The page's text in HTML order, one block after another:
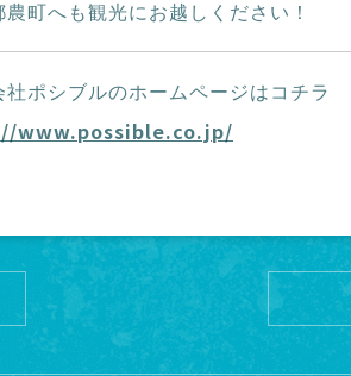
農町へも観光にお越しください！
社ポシブルのホームページはコチラ
www.possible.co.jp/